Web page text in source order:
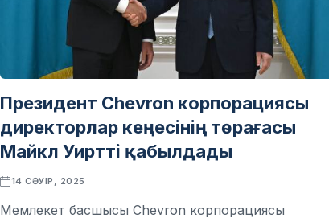
Президент Chevron корпорациясы
директорлар кеңесінің төрағасы
Майкл Уиртті қабылдады
14 СӘУІР, 2025
Мемлекет басшысы Chevron корпорациясы